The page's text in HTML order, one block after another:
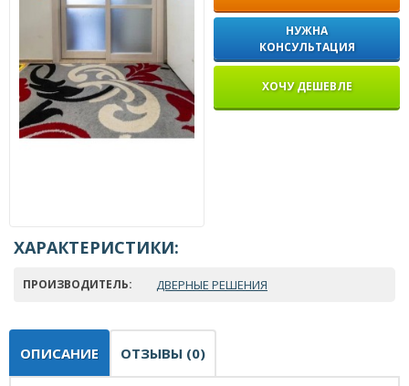
НУЖНА
КОНСУЛЬТАЦИЯ
ХОЧУ ДЕШЕВЛЕ
ХАРАКТЕРИСТИКИ:
ПРОИЗВОДИТЕЛЬ: ДВЕРНЫЕ РЕШЕНИЯ
ОПИСАНИЕ ОТЗЫВЫ (0)